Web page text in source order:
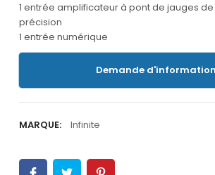
1 entrée amplificateur à pont de jauges
précision
1 entrée numérique
Demande
MARQUE: Infinite